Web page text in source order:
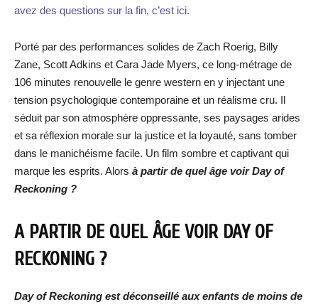
avez des questions sur la fin, c’est ici.
Porté par des performances solides de Zach Roerig, Billy
Zane, Scott Adkins et Cara Jade Myers, ce long-métrage de
106 minutes renouvelle le genre western en y injectant une
tension psychologique contemporaine et un réalisme cru. Il
séduit par son atmosphère oppressante, ses paysages arides
et sa réflexion morale sur la justice et la loyauté, sans tomber
dans le manichéisme facile. Un film sombre et captivant qui
marque les esprits. Alors à partir de quel âge voir Day of
Reckoning ?
A PARTIR DE QUEL ÂGE VOIR DAY OF
RECKONING ?
Day of Reckoning est déconseillé aux enfants de moins de